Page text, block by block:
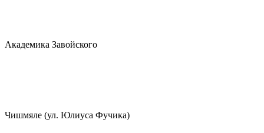
Академика Завойского
Чишмяле (ул. Юлиуса Фучика)